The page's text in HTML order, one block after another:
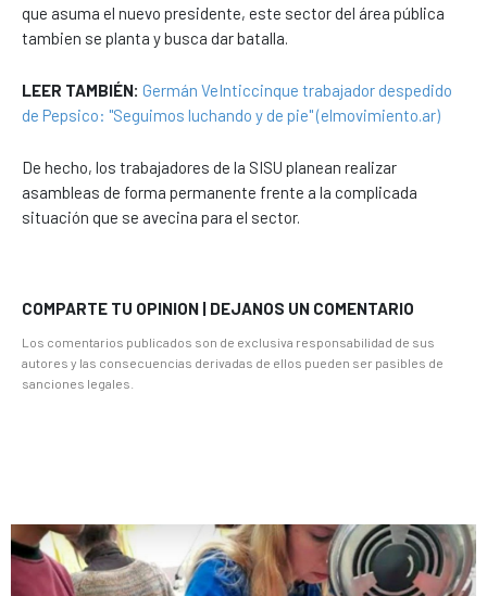
que asuma el nuevo presidente, este sector del área pública
tambien se planta y busca dar batalla.
LEER TAMBIÉN: Germán VeInticcinque trabajador despedido
de Pepsico: "Seguimos luchando y de pie" (elmovimiento.ar)
De hecho, los trabajadores de la SISU planean realizar
asambleas de forma permanente frente a la complicada
situación que se avecina para el sector.
COMPARTE TU OPINION | DEJANOS UN COMENTARIO
Los comentarios publicados son de exclusiva responsabilidad de sus
autores y las consecuencias derivadas de ellos pueden ser pasibles de
sanciones legales.